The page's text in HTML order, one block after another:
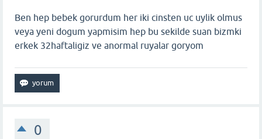
Ben hep bebek gorurdum her iki cinsten uc uylik olmus
veya yeni dogum yapmisim hep bu sekilde suan bizmki
erkek 32haftaligiz ve anormal ruyalar goryom
0